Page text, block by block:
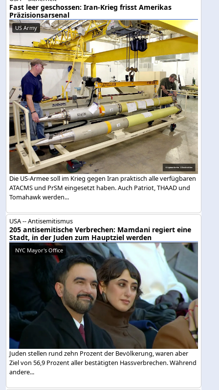
Fast leer geschossen: Iran-Krieg frisst Amerikas
Präzisionsarsenal
US Army
Die US-Armee soll im Krieg gegen Iran praktisch alle verfügbaren
ATACMS und PrSM eingesetzt haben. Auch Patriot, THAAD und
Tomahawk werden...
USA -- Antisemitismus
205 antisemitische Verbrechen: Mamdani regiert eine
Stadt, in der Juden zum Hauptziel werden
NYC Mayor's Office
Juden stellen rund zehn Prozent der Bevölkerung, waren aber
Ziel von 56,9 Prozent aller bestätigten Hassverbrechen. Während
andere...